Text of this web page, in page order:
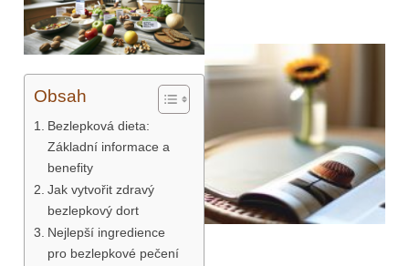
Obsah
Bezlepková dieta:
Základní informace a
benefity
Jak vytvořit zdravý
bezlepkový dort
Nejlepší ingredience
pro bezlepkové pečení